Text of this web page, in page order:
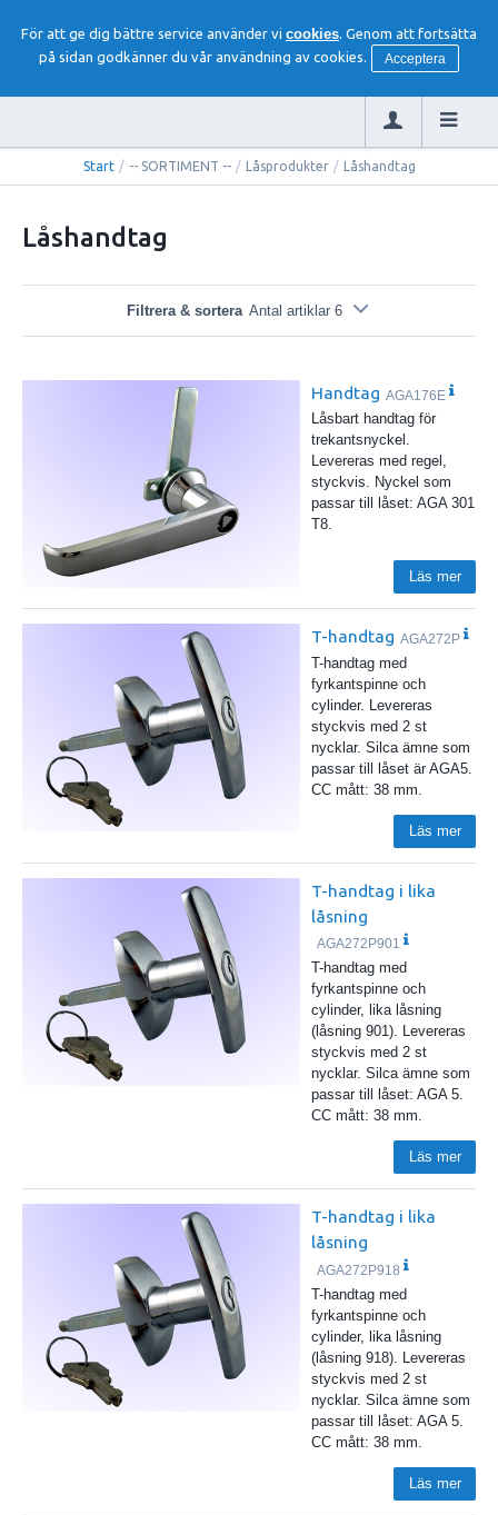
För att ge dig bättre service använder vi cookies. Genom att fortsätta
på sidan godkänner du vår användning av cookies.
Acceptera
Start / -- SORTIMENT -- / Låsprodukter / Låshandtag
Låshandtag
Filtrera & sortera Antal artiklar 6
Handtag AGA176E
Låsbart handtag för
trekantsnyckel.
Levereras med regel,
styckvis. Nyckel som
passar till låset: AGA 301
T8.
Läs mer
T-handtag AGA272P
T-handtag med
fyrkantspinne och
cylinder. Levereras
styckvis med 2 st
nycklar. Silca ämne som
passar till låset är AGA5.
CC mått: 38 mm.
Läs mer
T-handtag i lika
låsning
AGA272P901
T-handtag med
fyrkantspinne och
cylinder, lika låsning
(låsning 901). Levereras
styckvis med 2 st
nycklar. Silca ämne som
passar till låset: AGA 5.
CC mått: 38 mm.
Läs mer
T-handtag i lika
låsning
AGA272P918
T-handtag med
fyrkantspinne och
cylinder, lika låsning
(låsning 918). Levereras
styckvis med 2 st
nycklar. Silca ämne som
passar till låset: AGA 5.
CC mått: 38 mm.
Läs mer